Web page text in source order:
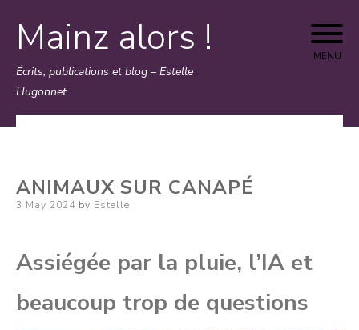
Skip
to
content
Mainz alors !
Écrits, publications et blog – Estelle
Hugonnet
MENU
ANIMAUX SUR CANAPÉ
Posted
3 May 2024 by Estelle
Assiégée par la pluie, l’IA et
beaucoup trop de questions